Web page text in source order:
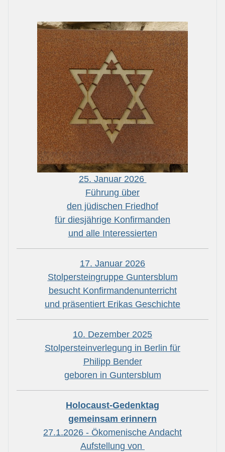
25. Januar 2026
Führung über
den jüdischen Friedhof
für diesjährige Konfirmanden
und alle Interessierten
17. Januar 2026
Stolpersteingruppe Guntersblum
besucht Konfirmandenunterricht
und präsentiert Erikas Geschichte
10. Dezember 2025
Stolpersteinverlegung in Berlin für
Philipp Bender
geboren in Guntersblum
Holocaust-Gedenktag
gemeinsam erinnern
27.1.2026 - Ökomenische Andacht
Aufstellung von